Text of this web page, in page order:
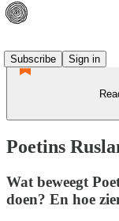
Subscribe
Sign in
Poetins
Wat beweegt
doen? En hoe